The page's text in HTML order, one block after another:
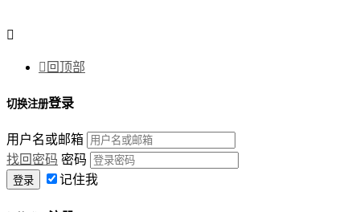

 回顶部
切换注册登录
用户名或邮箱
找回密码 密码
记住我